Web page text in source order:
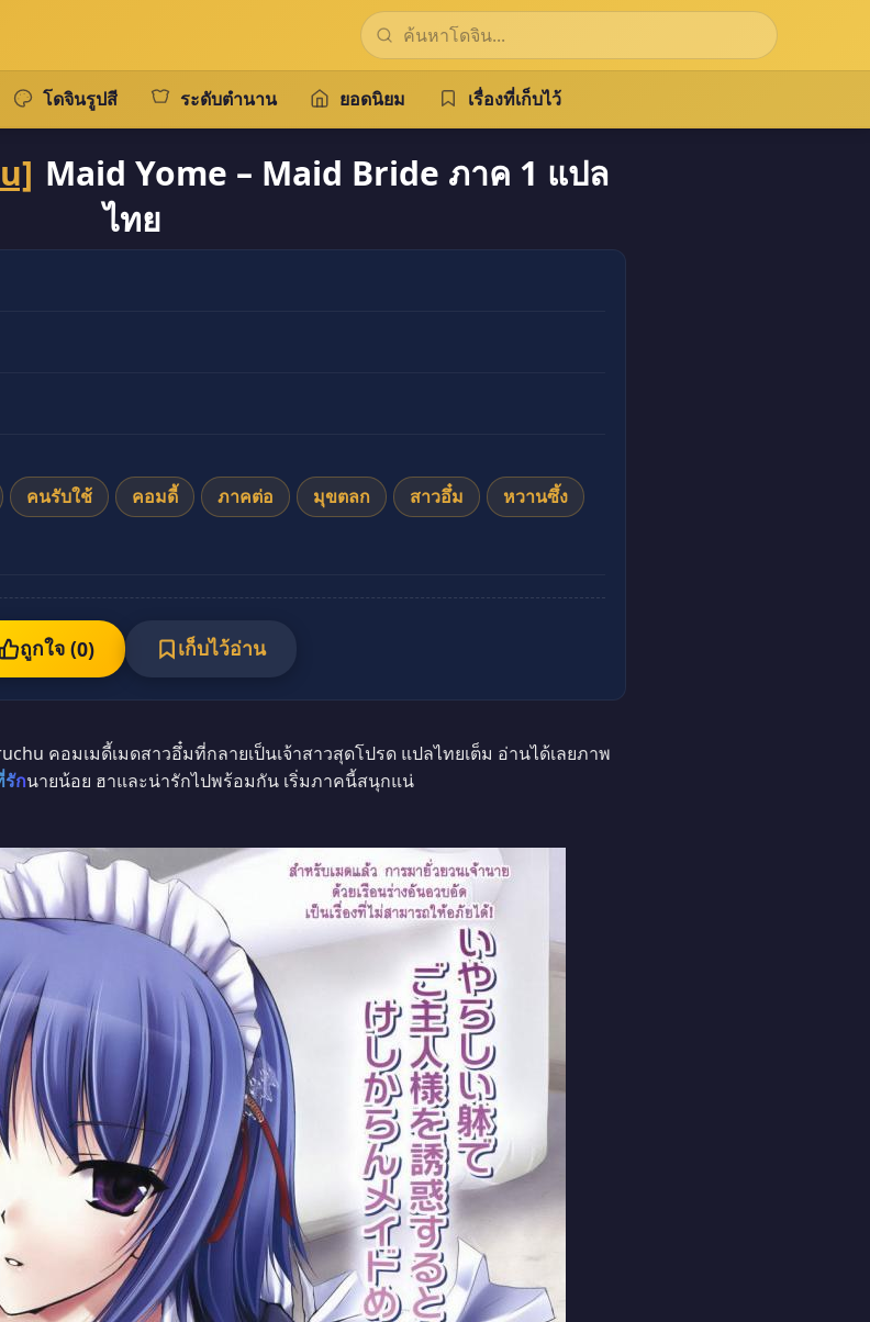
โดจินรูปสี ระดับตำนาน ยอดนิยม เรื่องที่เก็บไว้
Maid Yome – Maid Bride ภาค 1 แปล
ไทย
Yome – Maid Bride ภาค 1 แปลไทย แปลไทย มังงะแปลไทย doujin ฟรี ไม่เซ็นเซอร์ ภา
คนรับใช้ คอมดี้ ภาคต่อ มุขตลก สาวอึ๋ม
หวานซึ้ง
ถูกใจ (0) เก็บไว้อ่าน
คอมเมดี้เมดสาวอึ๋มที่กลายเป็นเจ้าสาวสุดโปรด แปลไทยเต็ม อ่านได้เลยภาพ
รักนายน้อย ฮาและน่ารักไปพร้อมกัน เริ่มภาคนี้สนุกแน่